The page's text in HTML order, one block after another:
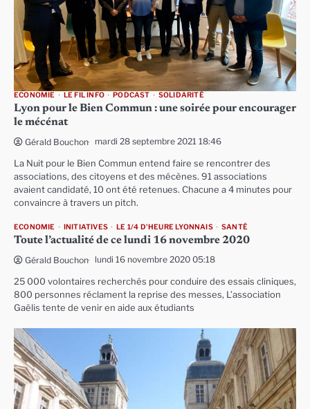
ECONOMIE LE FIL INFO PODCAST SOLIDARITÉ
Lyon pour le Bien Commun : une soirée pour encourager
le mécénat
Gérald Bouchon mardi 28 septembre 2021 18:46
La Nuit pour le Bien Commun entend faire se rencontrer des
associations, des citoyens et des mécènes. 91 associations
avaient candidaté, 10 ont été retenues. Chacune a 4 minutes pour
convaincre à travers un pitch.
ECONOMIE INITIATIVES LE 1/4 D'HEURE LYONNAIS SANTÉ
Toute l’actualité de ce lundi 16 novembre 2020
Gérald Bouchon lundi 16 novembre 2020 05:18
25 000 volontaires recherchés pour conduire des essais cliniques,
800 personnes réclament la reprise des messes, L’association
Gaëlis tente de venir en aide aux étudiants